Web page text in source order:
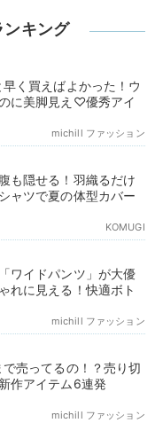
ンキング
く買えばよかった！ウ
に美脚見え♡優秀アイ
michill ファッション
も隠せる！羽織るだけ
ャツで夏の体型カバー
KOMUGI
ワイドパンツ」が大優
れに見える！快適ボト
michill ファッション
売ってるの！？売り切
作アイテム6連発
michill ファッション